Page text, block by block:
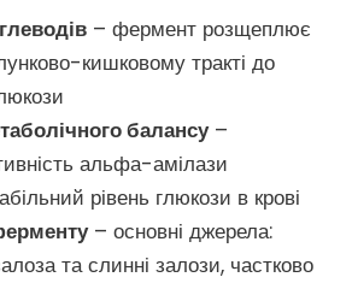
– фермент розщеплює
кишковому тракті до
балансу–
альфа-амілази
рівень глюкози в крові
– основні джерела:
та слинні залози, частково